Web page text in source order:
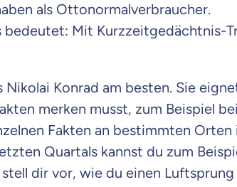
als Ottonormalverbraucher.
bedeutet: Mit Kurzzeitgedächtnis-
Konrad am besten. Sie
merken musst, zum Beispiel
Fakten an bestimmten Orten
Quartals kannst du zum
dir vor, wie du einen